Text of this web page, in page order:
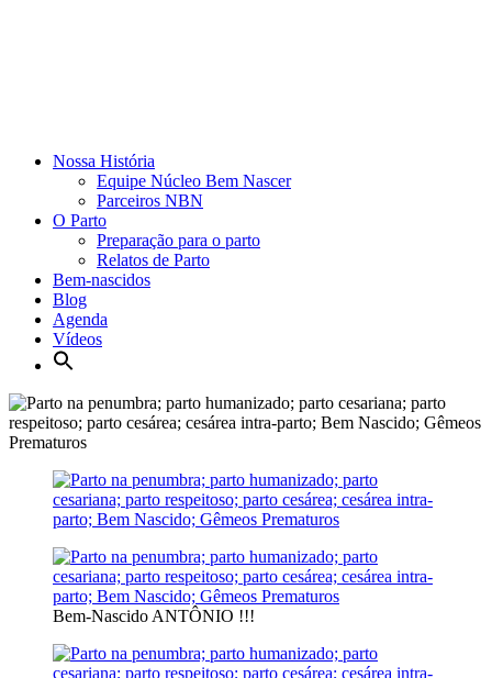
Nossa História
Equipe Núcleo Bem Nascer
Parceiros NBN
O Parto
Preparação para o parto
Relatos de Parto
Bem-nascidos
Blog
Agenda
Vídeos
Bem-Nascido ANTÔNIO !!!